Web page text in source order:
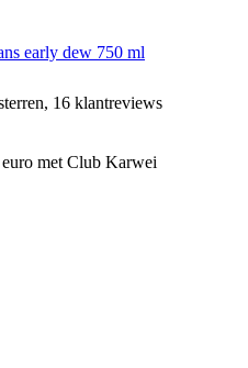
early dew 750 ml
16 klantreviews
met Club Karwei